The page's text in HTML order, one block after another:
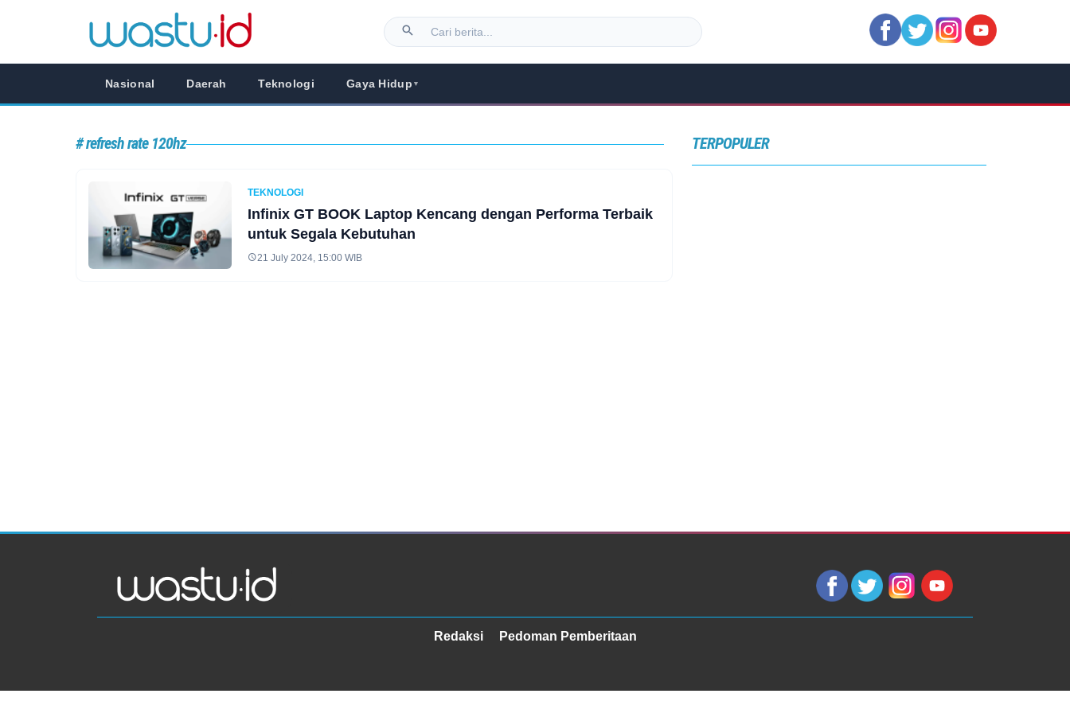
Nasional Daerah Teknologi Gaya Hidup ▼
# refresh rate 120hz
TEKNOLOGI
Infinix GT BOOK Laptop Kencang dengan Performa Terbaik
untuk Segala Kebutuhan
21 July 2024, 15:00 WIB
TERPOPULER
Redaksi Pedoman Pemberitaan